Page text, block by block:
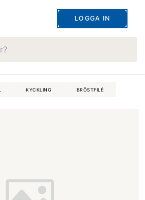
LOGGA IN
KYCKLING BRÖSTFILÉ